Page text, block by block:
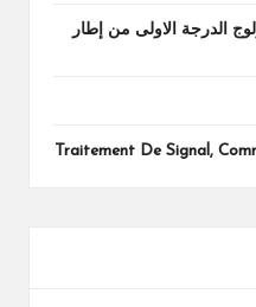
الدرجة الاولى من إطار
Traitement De Signal,